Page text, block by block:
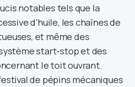
notables tels que la
d’huile, les chaînes de
et même des
start-stop et des
le toit ouvrant.
de pépins mécaniques